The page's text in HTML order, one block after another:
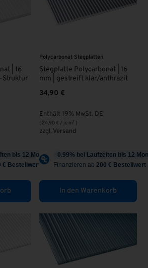
| 16
Struktur
Polycarbonat Stegplatten
Stegplatte Polycarbonat | 16
mm | gestreift klar/anthrazit
34,90 €
Enthält 19% MwSt. DE
( 24,90 € / je m² )
zzgl. Versand
In den Warenkorb